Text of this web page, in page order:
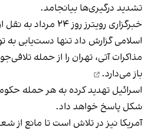
تشدید درگیری‌ها بیانجامد.
خبرگزاری رویترز روز
اسلامی گزارش داد تنها دست‌یابی
مذاکرات آتی، تهران را از حمله
باز می‌دارد.
اسرائیل تهدید کرده به هر حمله
شکل پاسخ خواهد داد.
آمریکا نیز در تلاش است تا مانع